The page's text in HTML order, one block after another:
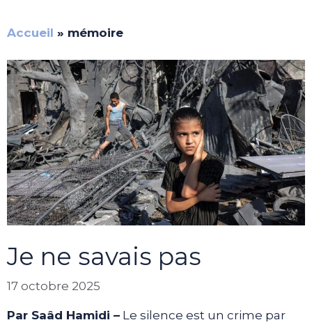
Accueil » mémoire
Je ne savais pas
17 octobre 2025
Par Saâd Hamidi – Le silence est un crime par